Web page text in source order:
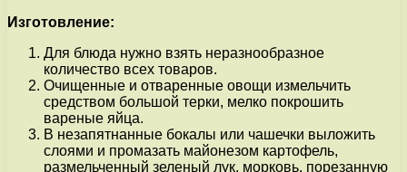
Изготовление:
Для блюда нужно взять неразнообразное
количество всех товаров.
Очищенные и отваренные овощи измельчить
средством большой терки, мелко покрошить
вареные яйца.
В незапятнанные бокалы или чашечки выложить
слоями и промазать майонезом картофель,
размельченный зеленый лук, морковь, порезанную